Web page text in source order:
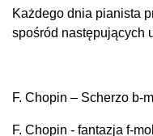
Każdego dnia pianista
spośród następujących
F. Chopin – Scherzo b-
F. Chopin - fantazja f-